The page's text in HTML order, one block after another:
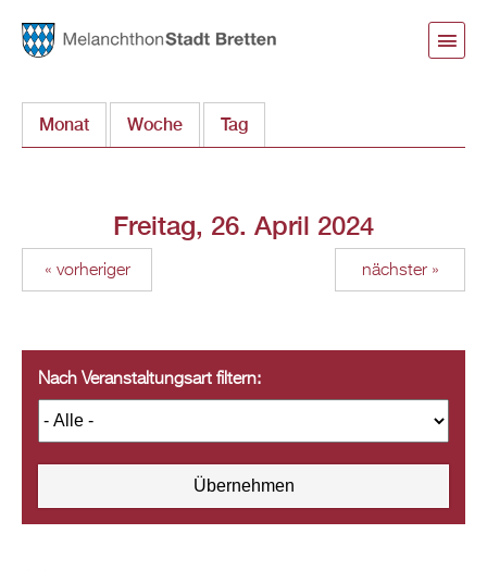
Monat Woche Tag
Freitag, 26. April 2024
« vorheriger nächster »
Nach Veranstaltungsart filtern: